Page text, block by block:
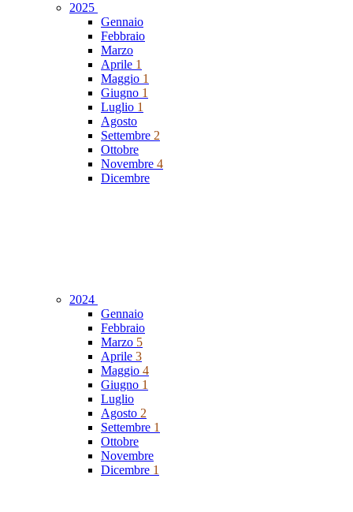
2025
Gennaio
Febbraio
Marzo
Aprile 1
Maggio 1
Giugno 1
Luglio 1
Agosto
Settembre 2
Ottobre
Novembre 4
Dicembre
2024
Gennaio
Febbraio
Marzo 5
Aprile 3
Maggio 4
Giugno 1
Luglio
Agosto 2
Settembre 1
Ottobre
Novembre
Dicembre 1